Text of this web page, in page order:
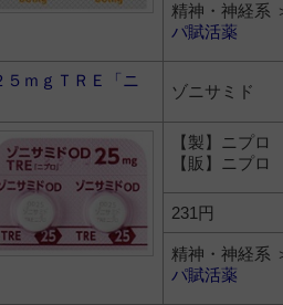
精神・神経系
パ賦活薬
５ｍｇＴＲＥ「ニ
ゾニサミド
【製】ニプロ
【販】ニプロ
231円
精神・神経系
パ賦活薬